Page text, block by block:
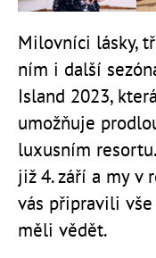
Milovníci lásky,
ním i další
Island 2023,
umožňuje
luxusním
již 4. září a my v
vás připravili
měli vědět.